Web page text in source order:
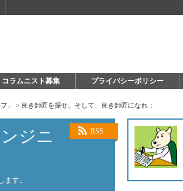
コラムニスト募集 プライバシーポリシー
」 > 良き師匠を探せ。そして、良き師匠になれ：
RSS
ジニ
す。